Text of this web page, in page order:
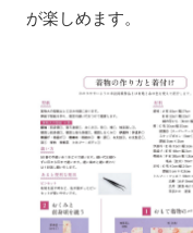
が楽しめます。